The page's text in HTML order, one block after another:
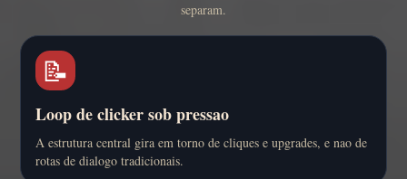
separam.
📝
Loop de clicker sob pressao
A estrutura central gira em torno de cliques e upgrades, e nao de
rotas de dialogo tradicionais.